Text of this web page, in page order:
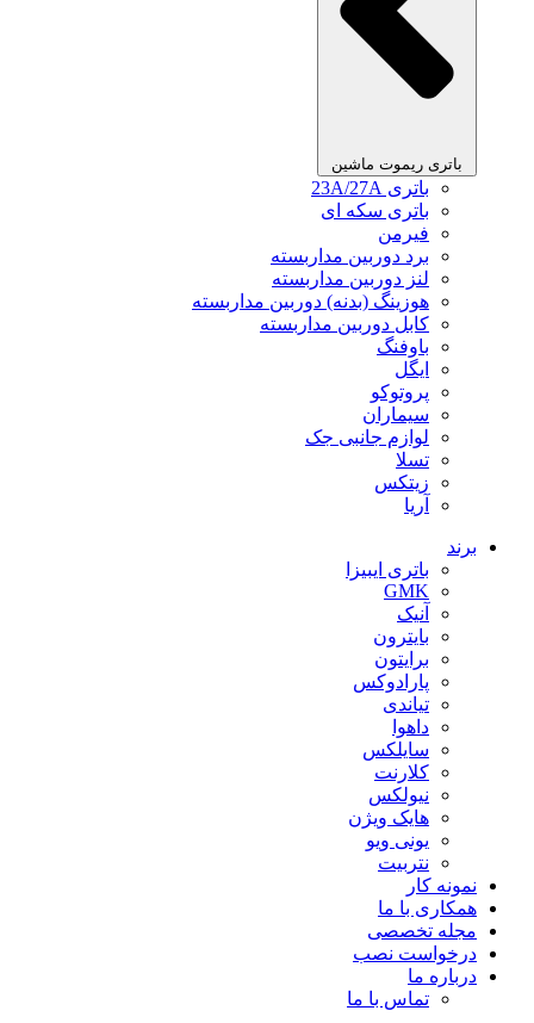
باتری ریموت ماشین
باتری 23A/27A
باتری سکه ای
فیرمن
برد دوربین مداربسته
لنز دوربین مداربسته
هوزینگ (بدنه) دوربین مداربسته
کابل دوربین مداربسته
باوفنگ
ایگل
پروتوکو
سیماران
لوازم جانبی جک
تسلا
زیتکس
آریا
برند
باتری ایبیزا
GMK
آنیک
بایترون
برایتون
پارادوکس
تیاندی
داهوا
سایلکس
کلارنت
نیولکس
هایک ویژن
یونی ویو
نتربیت
نمونه کار
همکاری با ما
مجله تخصصی
درخواست نصب
درباره ما
تماس با ما